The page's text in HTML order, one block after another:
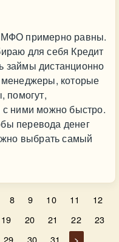
МФО примерно равны.
для себя Кредит
займы дистанционно
которые
помогут,
с ними можно быстро.
перевода денег
выбрать самый
8 9 10 11
12
19 20 21 22
23
29 30 31 >